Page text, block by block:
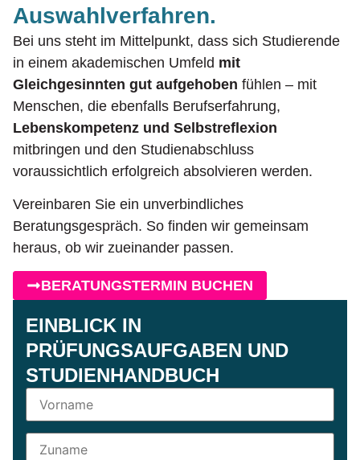
Auswahlverfahren.
Bei uns steht im Mittelpunkt, dass sich Studierende
in einem akademischen Umfeld mit
Gleichgesinnten gut aufgehoben fühlen – mit
Menschen, die ebenfalls Berufserfahrung,
Lebenskompetenz und Selbstreflexion
mitbringen und den Studienabschluss
voraussichtlich erfolgreich absolvieren werden.
Vereinbaren Sie ein unverbindliches
Beratungsgespräch. So finden wir gemeinsam
heraus, ob wir zueinander passen.
BERATUNGSTERMIN BUCHEN
EINBLICK IN
PRÜFUNGSAUFGABEN UND
STUDIENHANDBUCH